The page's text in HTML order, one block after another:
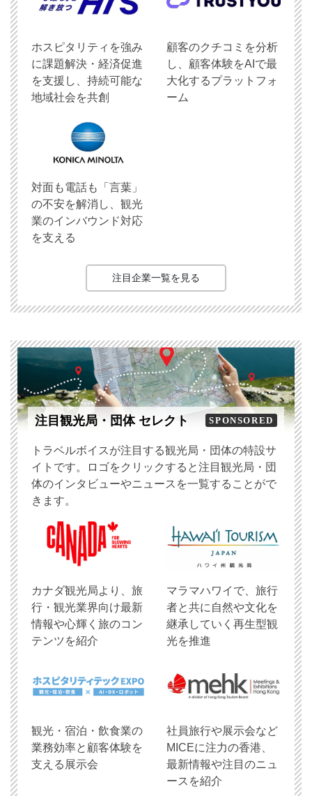
ホスピタリティを強み
に課題解決・経済促進
を支援し、持続可能な
地域社会を共創
顧客のクチコミを分析
し、顧客体験をAIで最
大化するプラットフォ
ーム
対面も電話も「言葉」
の不安を解消し、観光
業のインバウンド対応
を支える
注目企業一覧を見る
注目観光局・団体 セレクト SPONSORED
トラベルボイスが注目する観光局・団体の特設サ
イトです。ロゴをクリックすると注目観光局・団
体のインタビューやニュースを一覧することがで
きます。
​カナダ観光局より、旅
行・観光業界向け最新
情報や心輝く旅のコン
テンツを紹介
マラマハワイで、旅行
者と共に自然や文化を
継承していく再生型観
光を推進
観光・宿泊・飲食業の
業務効率と顧客体験を
支える展示会
社員旅行や展示会など
MICEに注力の香港、
最新情報や注目のニュ
ースを紹介